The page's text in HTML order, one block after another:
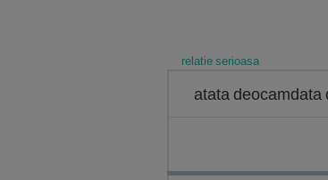
relatie serioasa
atata deocamdata